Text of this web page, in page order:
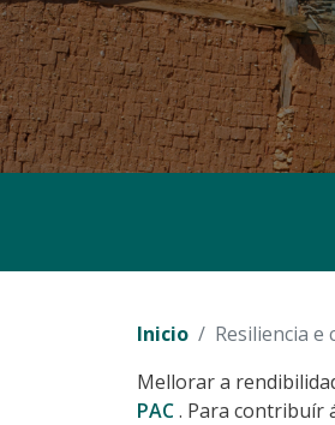
Inicio
Resiliencia e
Mellorar a
PAC. Para contribuír